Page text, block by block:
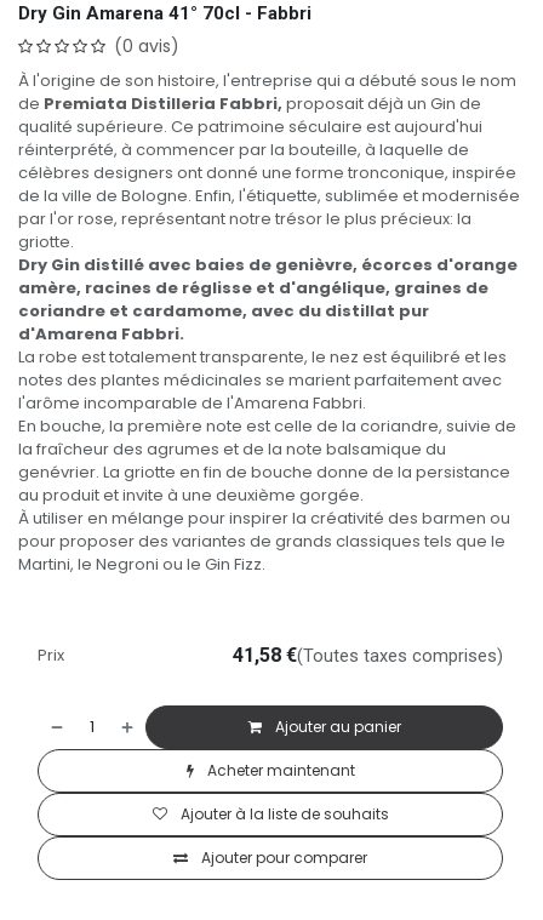
Dry Gin Amarena 41° 70cl - Fabbri
(0 avis)
À l'origine de son histoire, l'entreprise qui a débuté sous le nom
de Premiata Distilleria Fabbri, proposait déjà un Gin de
qualité supérieure. Ce patrimoine séculaire est aujourd'hui
réinterprété, à commencer par la bouteille, à laquelle de
célèbres designers ont donné une forme tronconique, inspirée
de la ville de Bologne. Enfin, l'étiquette, sublimée et modernisée
par l'or rose, représentant notre trésor le plus précieux: la
griotte.
Dry Gin distillé avec baies de genièvre, écorces d'orange
amère, racines de réglisse et d'angélique, graines de
coriandre et cardamome, avec du distillat pur
d'Amarena Fabbri.
La robe est totalement transparente, le nez est équilibré et les
notes des plantes médicinales se marient parfaitement avec
l'arôme incomparable de l'Amarena Fabbri.
En bouche, la première note est celle de la coriandre, suivie de
la fraîcheur des agrumes et de la note balsamique du
genévrier. La griotte en fin de bouche donne de la persistance
au produit et invite à une deuxième gorgée.
À utiliser en mélange pour inspirer la créativité des barmen ou
pour proposer des variantes de grands classiques tels que le
Martini, le Negroni ou le Gin Fizz.
Ajouter au panier
Acheter maintenant
Ajouter pour comparer
Ajouter à la liste de souhaits
Prix 41,58 €(Toutes taxes comprises)